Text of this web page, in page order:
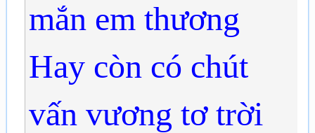
mắn em thương
Hay còn có chút
vấn vương tơ trời